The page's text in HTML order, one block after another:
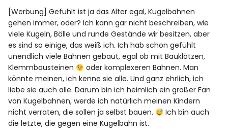
[Werbung] Gefühlt ist ja das Alter egal, Kugelbahnen
gehen immer, oder? Ich kann gar nicht beschreiben, wie
viele Kugeln, Bälle und runde Gestände wir besitzen, aber
es sind so einige, das weiß ich. Ich hab schon gefühlt
unendlich viele Bahnen gebaut, egal ob mit Bauklötzen,
Klemmbausteinen
oder komplexeren Bahnen. Man
könnte meinen, ich kenne sie alle. Und ganz ehrlich, ich
liebe sie auch alle. Darum bin ich heimlich ein großer Fan
von Kugelbahnen, werde ich natürlich meinen Kindern
nicht verraten, die sollen ja selbst bauen.
Ich bin auch
die letzte, die gegen eine Kugelbahn ist.